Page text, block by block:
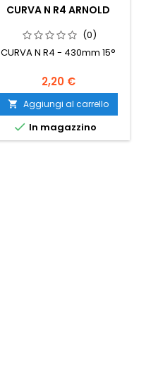
CURVA N R4 ARNOLD
(0)
CURVA N R4 - 430mm 15°
2,20 €
 Aggiungi al carrello
 In magazzino